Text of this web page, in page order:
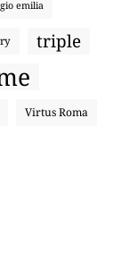
emilia
triple
Virtus Roma